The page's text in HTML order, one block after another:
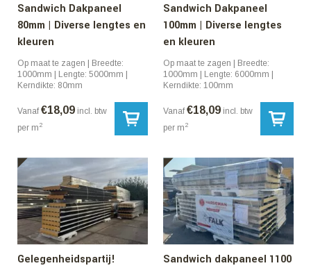
Sandwich Dakpaneel
80mm | Diverse lengtes en
kleuren
Op maat te zagen | Breedte:
1000mm | Lengte: 5000mm |
Kerndikte: 80mm
Vanaf €18,09 incl. btw
per m 2
Sandwich Dakpaneel
100mm | Diverse lengtes
en kleuren
Op maat te zagen | Breedte:
1000mm | Lengte: 6000mm |
Kerndikte: 100mm
Vanaf €18,09 incl. btw
per m 2
Gelegenheidspartij!
Sandwich dakpaneel 1100